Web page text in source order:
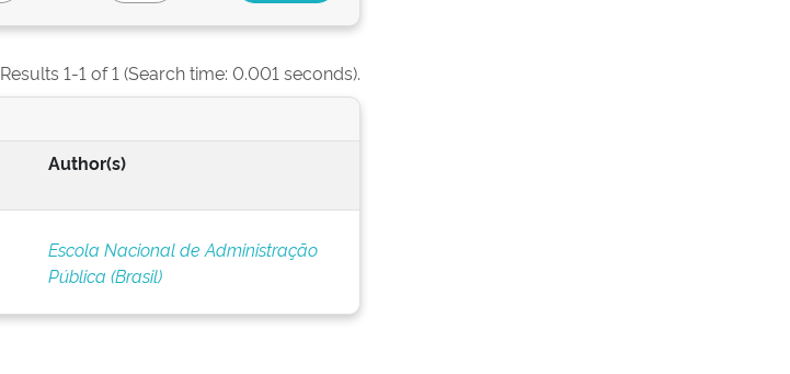
Results 1-1 of 1 (Search time: 0.001 seconds).
Author(s)
Escola Nacional de Administração
Pública (Brasil)